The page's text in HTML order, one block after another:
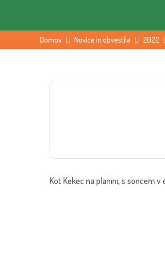
Domov Novice in obvestila 2022
Kot Kekec na planini, s soncem